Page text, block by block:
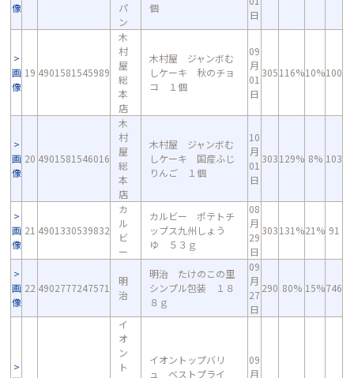
像
パ
ン
個
日
画
像
19 4901581545989
木
村
屋
総
本
店
木村屋 ジャンボむ
しケーキ 秋のチョ
コ １個
09
月
01
日
305116%10%100
画
像
20 4901581546016
木
村
屋
総
本
店
木村屋 ジャンボむ
しケーキ 国産ふじ
りんご １個
10
月
01
日
303129% 8% 103
画
像
21 4901330539832
カ
ル
ビ
ー
カルビー ポテトチ
ップス九州しょう
ゆ ５３ｇ
08
月
29
日
303131%21% 91
画
像
22 4902777247571
明
治
明治 たけのこの里
シンプル包装 １８
８ｇ
09
月
27
日
290 80% 15%746
イ
オ
ン
ト
イオントップバリ
ュ ベストプライ
09
月